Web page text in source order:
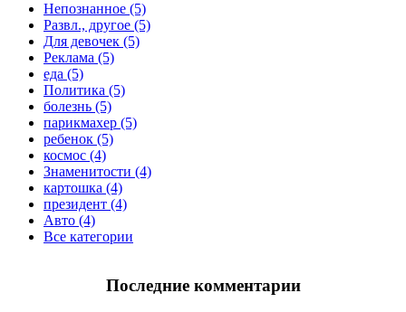
Непознанное (5)
Развл., другое (5)
Для девочек (5)
Реклама (5)
еда (5)
Политика (5)
болезнь (5)
парикмахер (5)
ребенок (5)
космос (4)
Знаменитости (4)
картошка (4)
президент (4)
Авто (4)
Все категории
Последние комментарии